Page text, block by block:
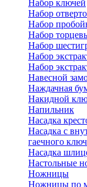
Набор ключей
Набор
Набор
Набор
Набор
Набор
Набор
Навесной
Наждачная
Накидной
Напильник
Насадка
Насадка с
гаечного
Насадка
Настольные
Ножницы
Ножницы по